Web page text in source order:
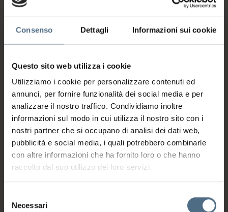
Consenso Dettagli Informazioni sui cookie
Questo sito web utilizza i cookie
Utilizziamo i cookie per personalizzare contenuti ed
annunci, per fornire funzionalità dei social media e per
analizzare il nostro traffico. Condividiamo inoltre
informazioni sul modo in cui utilizza il nostro sito con i
nostri partner che si occupano di analisi dei dati web,
pubblicità e social media, i quali potrebbero combinarle
con altre informazioni che ha fornito loro o che hanno
raccolto dal suo utilizzo dei loro servizi.
delNecessari
ammollo.